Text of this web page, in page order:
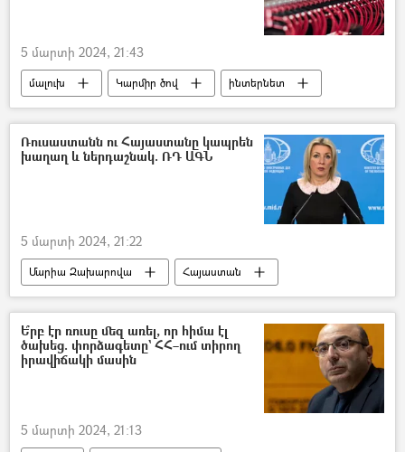
5 մարտի 2024, 21:43
մալուխ Կարմիր ծով
ինտերնետ
հութի
Ռուսաստանն ու Հայաստանը կապրեն
խաղաղ և ներդաշնակ. ՌԴ ԱԳՆ
5 մարտի 2024, 21:22
Մարիա Զախարովա
Հայաստան
Ռուսաստան
Ե՞րբ էր ռուսը մեզ առել, որ հիմա էլ
ծախեց. փորձագետը` ՀՀ–ում տիրող
իրավիճակի մասին
5 մարտի 2024, 21:13